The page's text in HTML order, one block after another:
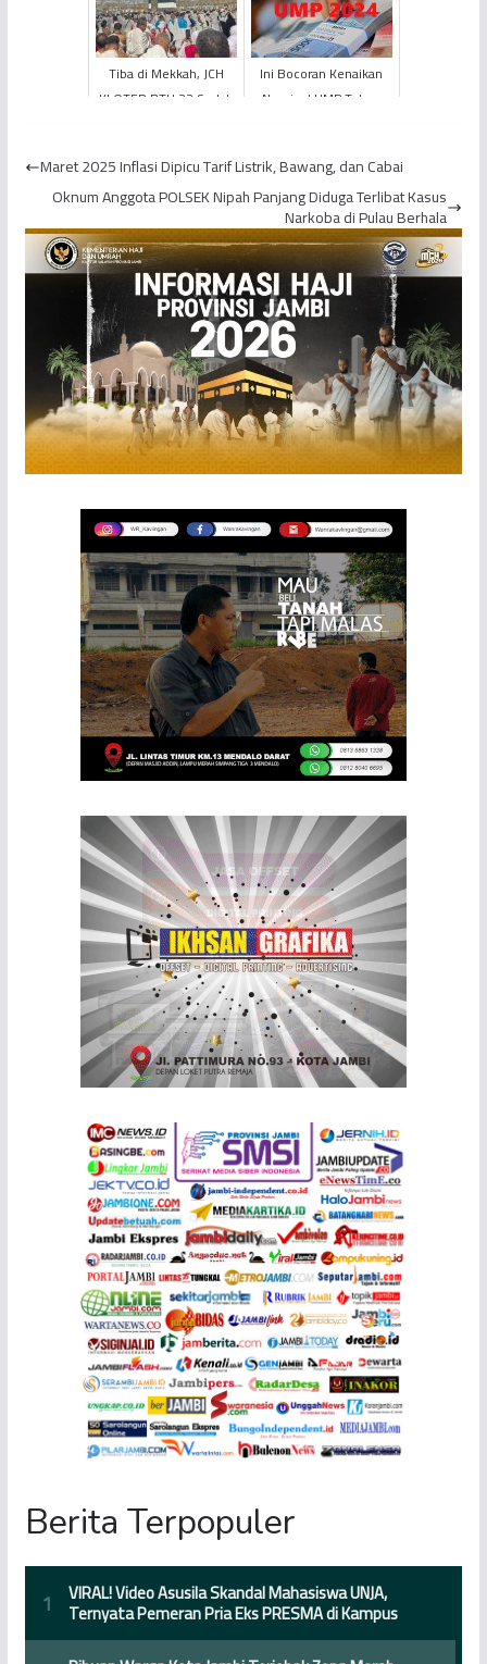
Tiba di Mekkah, JCH
KLOTER BTH 22 Sudah
Ini Bocoran Kenaikan
Nominal UMP Tahun
Maret 2025 Inflasi Dipicu Tarif Listrik, Bawang, dan Cabai
Oknum Anggota POLSEK Nipah Panjang Diduga Terlibat Kasus
Narkoba di Pulau Berhala
Berita Terpopuler